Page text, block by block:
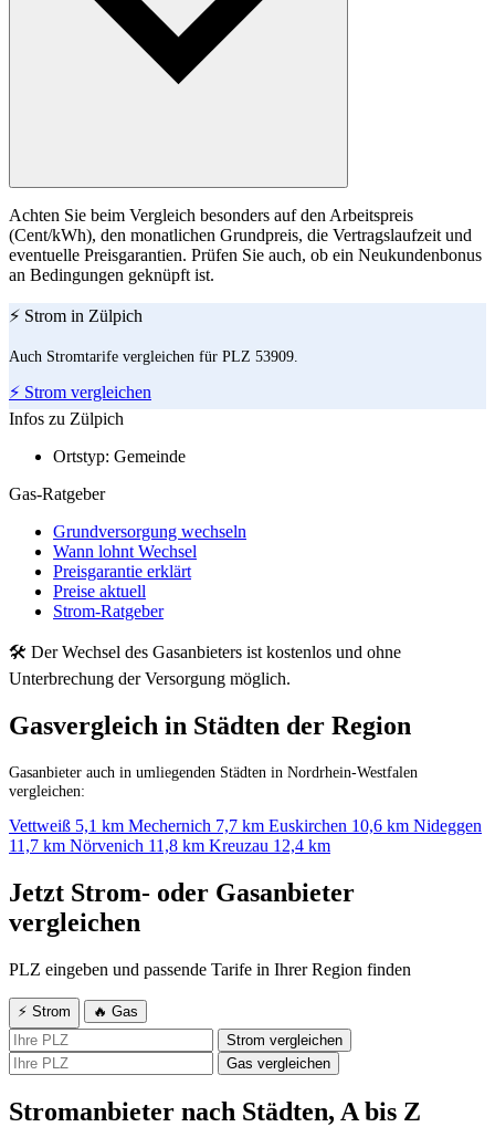
Achten Sie beim Vergleich besonders auf den Arbeitspreis
(Cent/kWh), den monatlichen Grundpreis, die Vertragslaufzeit und
eventuelle Preisgarantien. Prüfen Sie auch, ob ein Neukundenbonus
an Bedingungen geknüpft ist.
⚡ Strom in Zülpich
Auch Stromtarife vergleichen für PLZ 53909.
⚡ Strom vergleichen
Infos zu Zülpich
Ortstyp: Gemeinde
Gas-Ratgeber
Grundversorgung wechseln
Wann lohnt Wechsel
Preisgarantie erklärt
Preise aktuell
Strom-Ratgeber
🛠 Der Wechsel des Gasanbieters ist kostenlos und ohne
Unterbrechung der Versorgung möglich.
Gasvergleich in Städten der Region
Gasanbieter auch in umliegenden Städten in Nordrhein-Westfalen
vergleichen:
Vettweiß 5,1 km Mechernich 7,7 km Euskirchen 10,6 km Nideggen
11,7 km Nörvenich 11,8 km Kreuzau 12,4 km
Jetzt Strom- oder Gasanbieter
vergleichen
PLZ eingeben und passende Tarife in Ihrer Region finden
⚡ Strom
🔥 Gas
Strom vergleichen
Gas vergleichen
Stromanbieter nach Städten, A bis Z